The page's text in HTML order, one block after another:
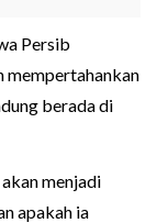
Persib
mempertahankan
berada di
menjadi
apakah ia